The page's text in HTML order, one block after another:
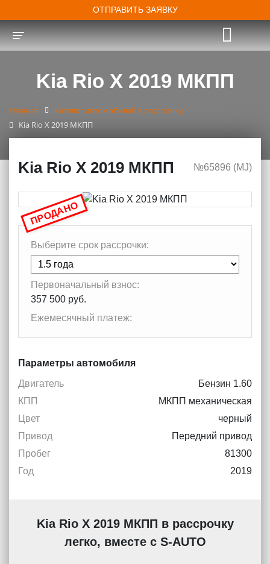
ОТПРАВИТЬ ЗАЯВКУ
Kia Rio X 2019 МКПП
Главная
Каталог автомобилей в рассрочку
Kia Rio X 2019 МКПП
Kia Rio X 2019 МКПП №65896 (МJ)
Выберите срок рассрочки:
Первоначальный взнос:
357 500 руб.
Ежемесячный платеж:
Параметры автомобиля
Двигатель
Бензин 1.60
КПП
МКПП механическая
Цвет
черный
Привод
Передний привод
Пробег
81300
Год
2019
ПРОДАНО
Kia Rio X 2019 МКПП в рассрочку
легко, вместе с S-AUTO